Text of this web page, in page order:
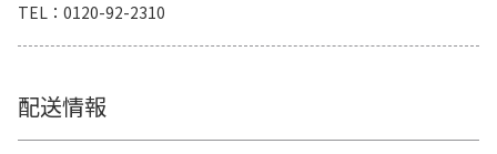
TEL
0120-92-2310
配送情報